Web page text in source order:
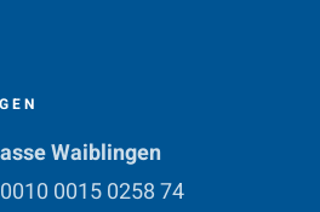
Waiblingen
0015 0258 74